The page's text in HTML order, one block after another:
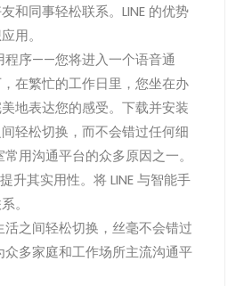
和同事轻松联系。LINE 的优势
用。
程序——您将进入一个语音通
在繁忙的工作日里，您坐在办
地表达您的感受。下载并安装
轻松切换，而不会错过任何细
用沟通平台的众多原因之一。
升其实用性。将 LINE 与智能手
。
之间轻松切换，丝毫不会错过
多家庭和工作场所主流沟通平